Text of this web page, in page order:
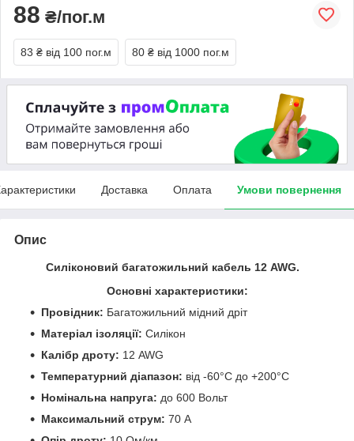
88 ₴/пог.м
83 ₴ від 100 пог.м 80 ₴ від 1000 пог.м
Доставка Оплата Умови повернення
Опис
Силіконовий багатожильний кабель 12 AWG.
Основні характеристики:
Провідник: Багатожильний мідний дріт
Матеріал ізоляції: Силікон
Калібр дроту: 12 AWG
Температурний діапазон: від -60°C до +200°C
Номінальна напруга: до 600 Вольт
Максимальний струм: 70 А